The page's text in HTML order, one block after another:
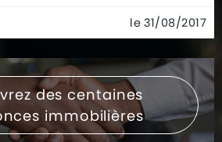
le 31/08/2017
des centaines
immobilières